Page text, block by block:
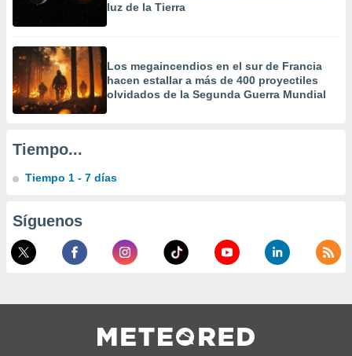
luz de la Tierra
Los megaincendios en el sur de Francia
hacen estallar a más de 400 proyectiles
olvidados de la Segunda Guerra Mundial
Tiempo...
Tiempo 1 - 7 días
Síguenos